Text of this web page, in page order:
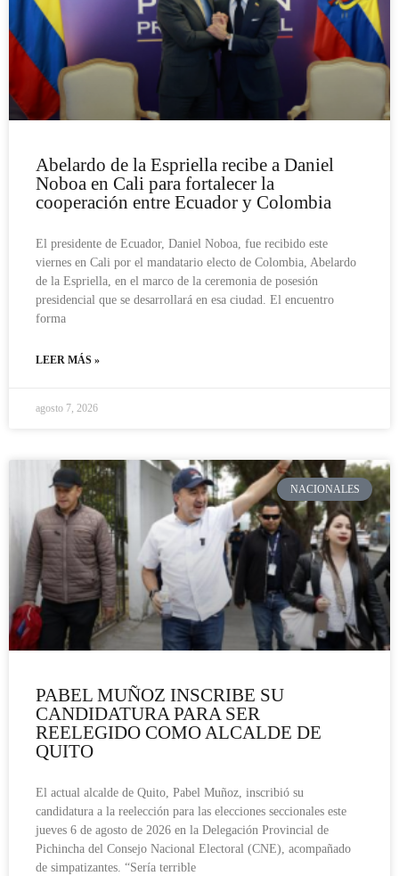
Abelardo de la Espriella recibe a Daniel
Noboa en Cali para fortalecer la
cooperación entre Ecuador y Colombia
El presidente de Ecuador, Daniel Noboa, fue recibido este
viernes en Cali por el mandatario electo de Colombia, Abelardo
de la Espriella, en el marco de la ceremonia de posesión
presidencial que se desarrollará en esa ciudad. El encuentro
forma
LEER MÁS »
agosto 7, 2026
NACIONALES
PABEL MUÑOZ INSCRIBE SU
CANDIDATURA PARA SER
REELEGIDO COMO ALCALDE DE
QUITO
El actual alcalde de Quito, Pabel Muñoz, inscribió su
candidatura a la reelección para las elecciones seccionales este
jueves 6 de agosto de 2026 en la Delegación Provincial de
Pichincha del Consejo Nacional Electoral (CNE), acompañado
de simpatizantes. “Sería terrible